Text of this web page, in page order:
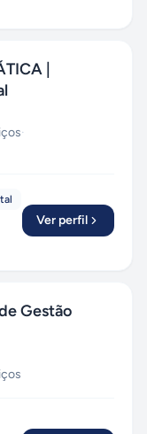
próximo. Da
grupo industrial
a PragmaSoft
como
IA aplicada de
|
·
Ver perfil
Gestão